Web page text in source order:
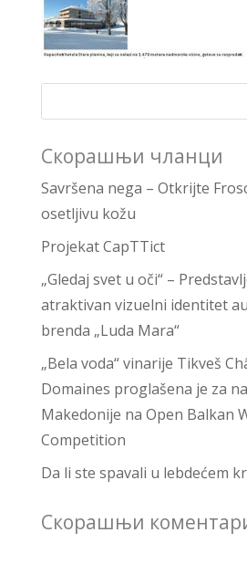
Скорашњи чланци
Savršena nega – Otkrijte
osetljivu kožu
Projekat CapTTict
„Gledaj svet u oči“ –
atraktivan vizuelni identitet
brenda „Luda Mara“
„Bela voda“ vinarije Tikveš
Domaines proglašena je za
Makedonije na Open Balkan
Competition
Da li ste spavali u lebdećem
Скорашњи